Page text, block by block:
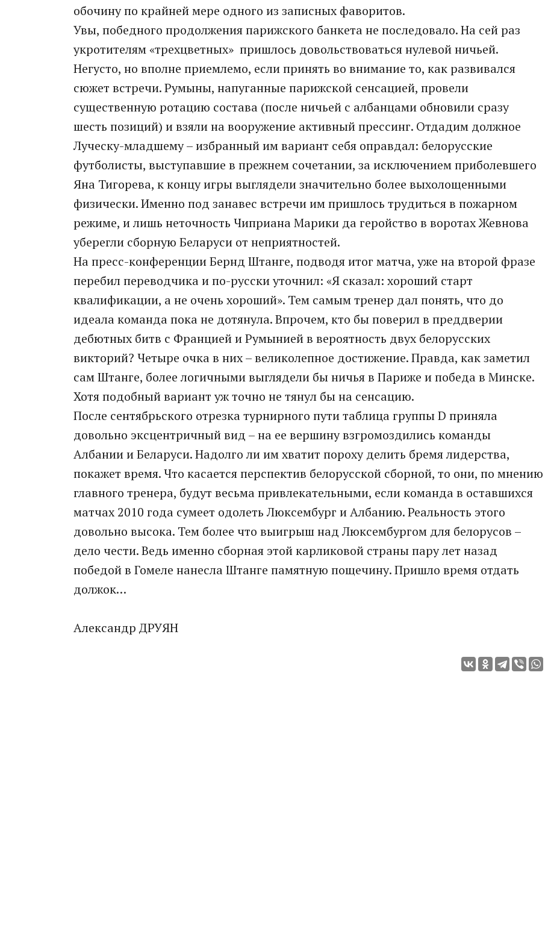
обочину по крайней мере одного из записных фаворитов.
Увы, победного продолжения парижского банкета не последовало. На сей раз
укротителям «трехцветных» пришлось довольствоваться нулевой ничьей.
Негусто, но вполне приемлемо, если принять во внимание то, как развивался
сюжет встречи. Румыны, напуганные парижской сенсацией, провели
существенную ротацию состава (после ничьей с албанцами обновили сразу
шесть позиций) и взяли на вооружение активный прессинг. Отдадим должное
Луческу-младшему – избранный им вариант себя оправдал: белорусские
футболисты, выступавшие в прежнем сочетании, за исключением приболевшего
Яна Тигорева, к концу игры выглядели значительно более выхолощенными
физически. Именно под занавес встречи им пришлось трудиться в пожарном
режиме, и лишь неточность Чиприана Марики да геройство в воротах Жевнова
уберегли сборную Беларуси от неприятностей.
На пресс-конференции Бернд Штанге, подводя итог матча, уже на второй фразе
перебил переводчика и по-русски уточнил: «Я сказал: хороший старт
квалификации, а не очень хороший». Тем самым тренер дал понять, что до
идеала команда пока не дотянула. Впрочем, кто бы поверил в преддверии
дебютных битв с Францией и Румынией в вероятность двух белорусских
викторий? Четыре очка в них – великолепное достижение. Правда, как заметил
сам Штанге, более логичными выглядели бы ничья в Париже и победа в Минске.
Хотя подобный вариант уж точно не тянул бы на сенсацию.
После сентябрьского отрезка турнирного пути таблица группы D приняла
довольно эксцентричный вид – на ее вершину взгромоздились команды
Албании и Беларуси. Надолго ли им хватит пороху делить бремя лидерства,
покажет время. Что касается перспектив белорусской сборной, то они, по мнению
главного тренера, будут весьма привлекательными, если команда в оставшихся
матчах 2010 года сумеет одолеть Люксембург и Албанию. Реальность этого
довольно высока. Тем более что выигрыш над Люксембургом для белорусов –
дело чести. Ведь именно сборная этой карликовой страны пару лет назад
победой в Гомеле нанесла Штанге памятную пощечину. Пришло время отдать
должок…
Александр ДРУЯН